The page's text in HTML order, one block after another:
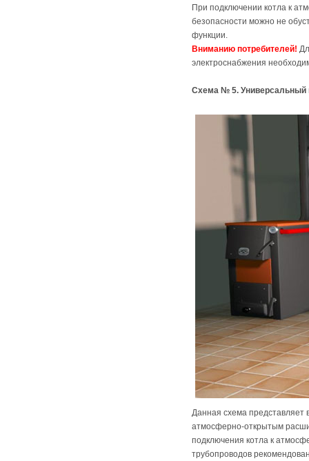
При подключении котла к
безопасности можно не
функции.
Вниманию потребителей!
электроснабжения
Схема № 5. Универсальный
Данная схема представляет
атмосферно-открытым
подключения котла к
трубопроводов